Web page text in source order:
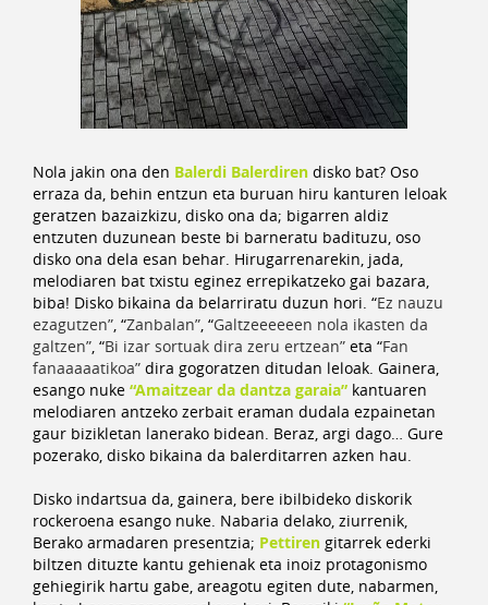
Nola jakin ona den Balerdi Balerdiren disko bat? Oso
erraza da, behin entzun eta buruan hiru kanturen leloak
geratzen bazaizkizu, disko ona da; bigarren aldiz
entzuten duzunean beste bi barneratu badituzu, oso
disko ona dela esan behar. Hirugarrenarekin, jada,
melodiaren bat txistu eginez errepikatzeko gai bazara,
biba! Disko bikaina da belarriratu duzun hori. “Ez nauzu
ezagutzen”, “Zanbalan”, “Galtzeeeeeen nola ikasten da
galtzen”, “Bi izar sortuak dira zeru ertzean” eta “Fan
fanaaaaatikoa” dira gogoratzen ditudan leloak. Gainera,
esango nuke “Amaitzear da dantza garaia” kantuaren
melodiaren antzeko zerbait eraman dudala ezpainetan
gaur bizikletan lanerako bidean. Beraz, argi dago… Gure
pozerako, disko bikaina da balerditarren azken hau.
Disko indartsua da, gainera, bere ibilbideko diskorik
rockeroena esango nuke. Nabaria delako, ziurrenik,
Berako armadaren presentzia; Pettiren gitarrek ederki
biltzen dituzte kantu gehienak eta inoiz protagonismo
gehiegirik hartu gabe, areagotu egiten dute, nabarmen,